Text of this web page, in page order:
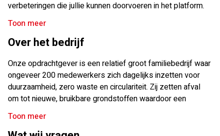
verbeteringen die jullie kunnen doorvoeren in het platform.
Het is belangrijk dat jij onderzoekend bent ingesteld en in
staat bent om zelfstandig een oplossing te bedenken. Het
controleren van data die leveranciers aanleveren is ook een
voldoende, wordt het op de juiste manier aangeleverd of
missen we iets? Maar is het druk op de afdeling, dan ga jij
ook helpen met het invoeren van data en administratieve
werkzaamheden.
Let op: het betreft GEEN BI data /Codeer werkzaamheden.
Toon meer
Over het bedrijf
Onze opdrachtgever is een relatief groot familiebedrijf waar
ongeveer 200 medewerkers zich dagelijks inzetten voor
duurzaamheid, zero waste en circulariteit. Zij zetten afval
om tot nieuwe, bruikbare grondstoffen waardoor een
schonere en milieuvriendelijkere wereld ontstaat. Daarnaast
zijn zij innovatief met hun onafhankelijke platform waarmee
Toon meer